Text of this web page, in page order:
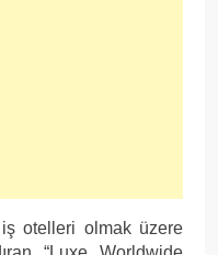
otelleri olmak üzere